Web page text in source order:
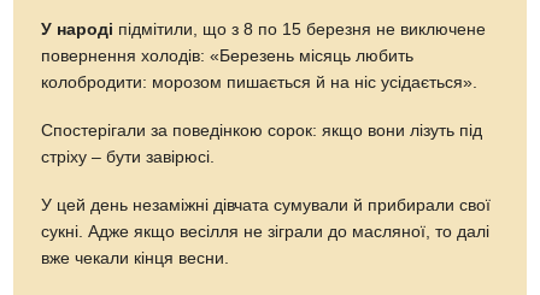
У народі підмітили, що з 8 по 15 березня не виключене
повернення холодів: «Березень місяць любить
колобродити: морозом пишається й на ніс усідається».
Спостерігали за поведінкою сорок: якщо вони лізуть під
стріху – бути завірюсі.
У цей день незаміжні дівчата сумували й прибирали свої
сукні. Адже якщо весілля не зіграли до масляної, то далі
вже чекали кінця весни.